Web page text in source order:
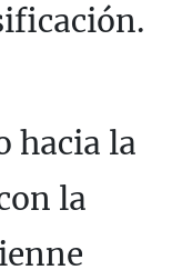
hacia la
la